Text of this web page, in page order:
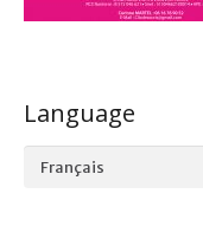
Language
Language